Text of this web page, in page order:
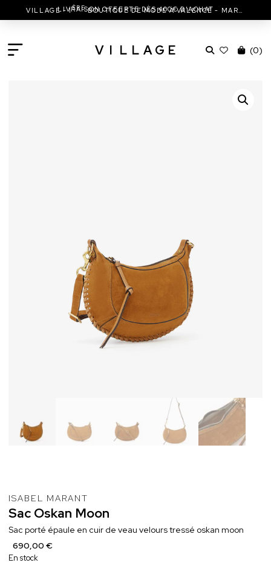
VILLAGE - 1ÈREBOUTIQUE DE MODE À VALENCE - MARC JACOBS - ISABEL MARANT & MORE
LIVRAISON OFFERTE DÈS 400€ D'ACHAT
V I L L A G E (0)
ISABEL MARANT
Sac Oskan Moon
Sac porté épaule en cuir de veau velours tressé oskan moon
690,00 €
En stock